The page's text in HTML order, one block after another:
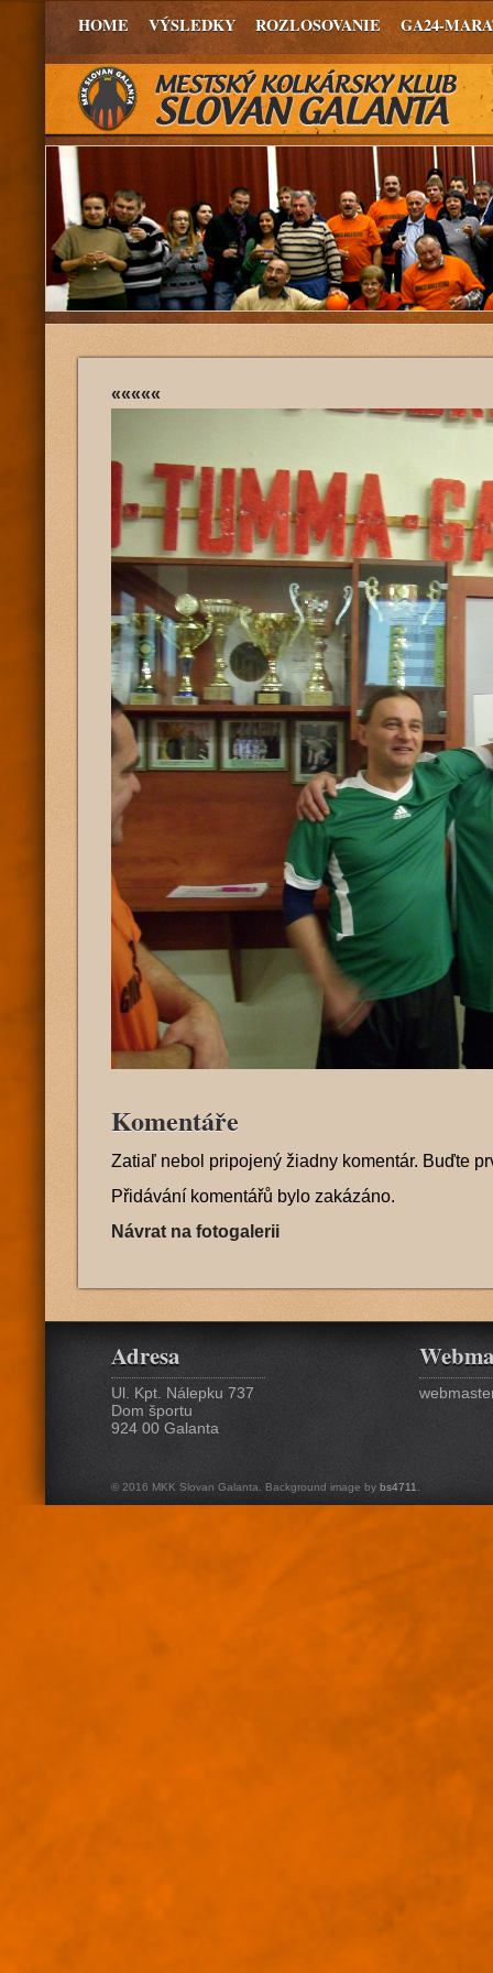
HOME VÝSLEDKY ROZLOSOVANIE GA24-
«««««
Komentáře
Zatiaľ nebol pripojený žiadny komentár. Buďte
Přidávání komentářů bylo zakázáno.
Návrat na fotogalerii
Adresa
Ul. Kpt. Nálepku 737
Dom športu
924 00 Galanta
© 2016 MKK Slovan Galanta. Background image by bs4711